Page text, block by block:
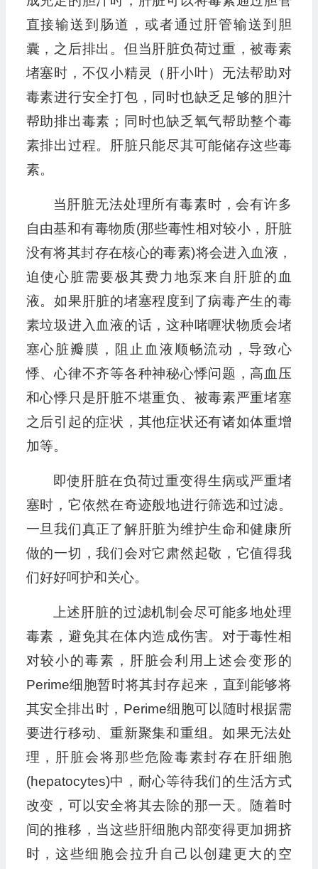
直接输送到肠道，或者通过肝管输送到胆
囊，之后排出。但当肝脏负荷过重，被毒素
堵塞时，不仅小精灵（肝小叶）无法帮助对
毒素进行安全打包，同时也缺乏足够的胆汁
帮助排出毒素；同时也缺乏氧气帮助整个毒
素排出过程。肝脏只能尽其可能储存这些毒
素。
当肝脏无法处理所有毒素时，会有许多
自由基和有毒物质(那些毒性相对较小，肝脏
没有将其封存在核心的毒素)将会进入血液，
迫使心脏需要极其费力地泵来自肝脏的血
液。如果肝脏的堵塞程度到了病毒产生的毒
素垃圾进入血液的话，这种啫喱状物质会堵
塞心脏瓣膜，阻止血液顺畅流动，导致心
悸、心律不齐等各种神秘心悸问题，高血压
和心悸只是肝脏不堪重负、被毒素严重堵塞
之后引起的症状，其他症状还有诸如体重增
加等。
即使肝脏在负荷过重变得生病或严重堵
塞时，它依然在奇迹般地进行筛选和过滤。
一旦我们真正了解肝脏为维护生命和健康所
做的一切，我们会对它肃然起敬，它值得我
们好好呵护和关心。
上述肝脏的过滤机制会尽可能多地处理
毒素，避免其在体内造成伤害。对于毒性相
对较小的毒素，肝脏会利用上述会变形的
Perime细胞暂时将其封存起来，直到能够将
其安全排出时，Perime细胞可以随时根据需
要进行移动、重新聚集和重组。如果无法处
理，肝脏会将那些危险毒素封存在肝细胞
(hepatocytes)中，耐心等待我们的生活方式
改变，可以安全将其去除的那一天。随着时
间的推移，当这些肝细胞内部变得更加拥挤
时，这些细胞会拉升自己以创建更大的空